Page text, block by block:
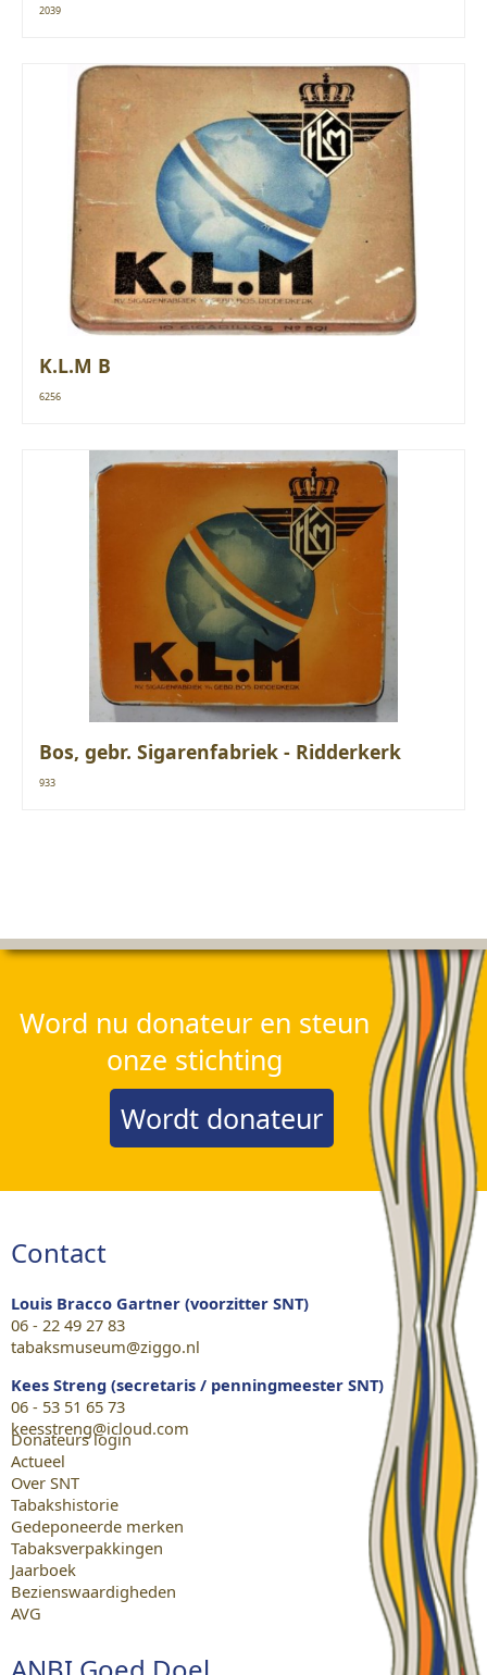
2039
K.L.M B
6256
Bos, gebr. Sigarenfabriek - Ridderkerk
933
Word nu donateur en steun
onze stichting
Wordt donateur
Contact
Louis Bracco Gartner (voorzitter SNT)
06 - 22 49 27 83
tabaksmuseum@ziggo.nl
Kees Streng (secretaris / penningmeester SNT)
06 - 53 51 65 73
keesstreng@icloud.com
Donateurs login
Actueel
Over SNT
Tabakshistorie
Gedeponeerde merken
Tabaksverpakkingen
Jaarboek
Bezienswaardigheden
AVG